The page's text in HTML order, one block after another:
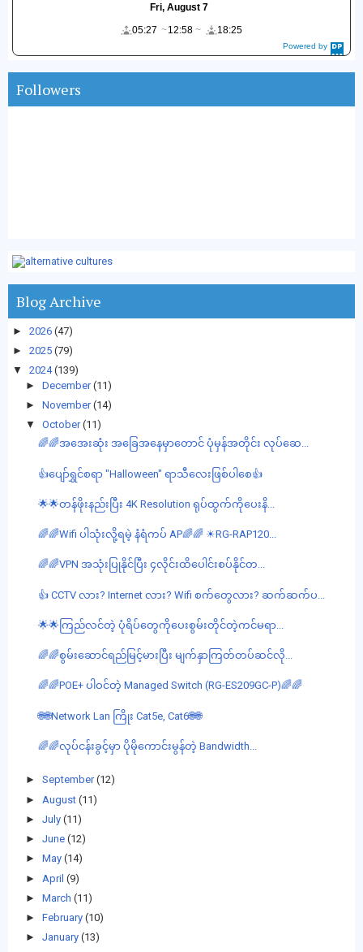
Powered by
DaysPedia.c
Fri, August 7
05:27
12:58 18:25
Followers
Blog Archive
► 2026 (47)
► 2025 (79)
▼
2024 (139)
► December (11)
► November (14)
▼
October (11)
🌈🌈အအေးဆုံး အခြေအနေမှာတောင် ပုံမှန်အတိုင်း လုပ်ဆေ...
👍ပျော်ရွှင်စရာ "Halloween" ရာသီလေးဖြစ်ပါစေ👍
🌟🌟တန်ဖိုးနည်းပြီး 4K Resolution ရုပ်ထွက်ကိုပေးနိ...
🌈🌈Wifi ပါသုံးလို့ရမဲ့ နံရံကပ် AP🌈🌈 ☀RG-RAP120...
🌈🌈VPN အသုံးပြုနိုင်ပြီး ၄လိုင်းထိပေါင်းစပ်နိုင်တ...
👍 CCTV လား? Internet လား? Wifi စက်တွေလား? ဆက်ဆက်ပ...
🌟🌟ကြည်လင်တဲ့ ပုံရိပ်တွေကိုပေးစွမ်းတိုင်တဲ့ကင်မရာ...
🌈🌈စွမ်းဆောင်ရည်မြင့်မားပြီး မျက်နှာကြတ်တပ်ဆင်လို...
🌈🌈POE+ ပါဝင်တဲ့ Managed Switch (RG-ES209GC-P)🌈🌈
🌐🌐Network Lan ကြိုး Cat5e, Cat6🌐🌐
🌈🌈လုပ်ငန်းခွင့်မှာ ပိုမိုကောင်းမွန်တဲ့ Bandwidth...
► September (12)
► August (11)
► July (11)
► June (12)
► May (14)
► April (9)
► March (11)
► February (10)
► January (13)